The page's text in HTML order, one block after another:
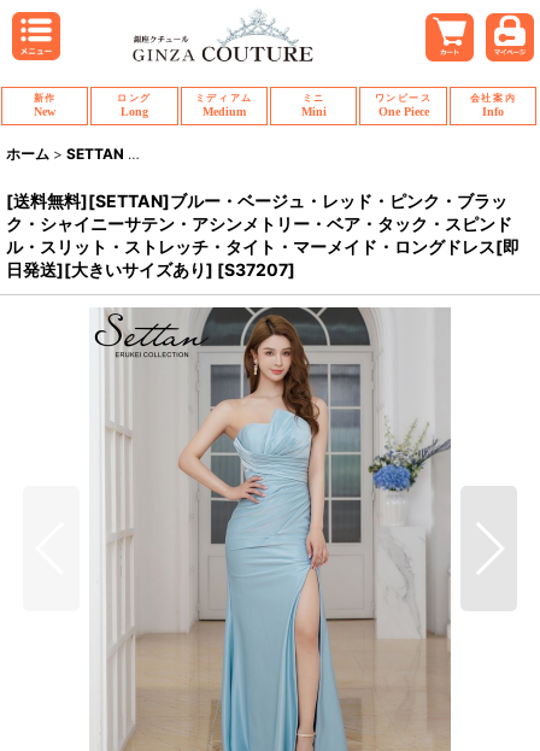
新作
New
ロング
Long
ミディアム
Medium
ミニ
Mini
ワンピース
One Piece
会社案内
Info
ホーム > SETTAN >
[送料無料][SETTAN]ブルー・ベージュ・レッド・ピンク・ブラッ
ク・シャイニーサテン・アシンメトリー・ベア・タック・スピンド
ル・スリット・ストレッチ・タイト・マーメイド・ロングドレス[即
日発送][大きいサイズあり] [S37207]